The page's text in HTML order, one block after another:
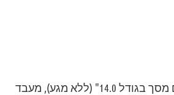
מחשב נייד HP עם מסך בגודל 14.0" (ללא מגע), מעבד